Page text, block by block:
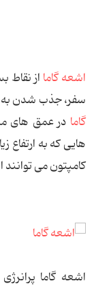
اشعه گاما از نقاط
سفر، جذب شدن
گاما در عمق ‌های
‌هایی كه به ارتفاع
كامپتون می
اشعه گاما